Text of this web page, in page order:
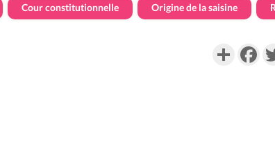
Cour constitutionnelle Origine de la saisine